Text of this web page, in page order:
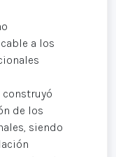
a los
construyó
de los
siendo